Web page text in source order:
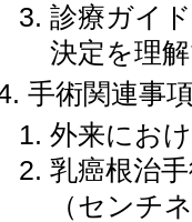
診療ガイ
決定を理
手術関連事
外来にお
乳癌根治
（センチ